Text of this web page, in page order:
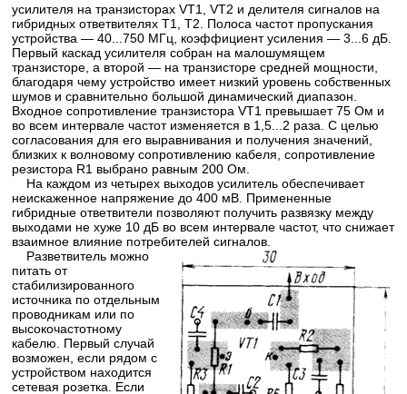
усилителя на транзисторах VT1, VT2 и делителя сигналов на
гибридных ответвителях Т1, Т2. Полоса частот пропускания
устройства — 40...750 МГц, коэффициент усиления — 3...6 дБ.
Первый каскад усилителя собран на малошумящем
транзисторе, а второй — на транзисторе средней мощности,
благодаря чему устройство имеет низкий уровень собственных
шумов и сравнительно большой динамический диапазон.
Входное сопротивление транзистора VT1 превышает 75 Ом и
во всем интервале частот изменяется в 1,5...2 раза. С целью
согласования для его выравнивания и получения значений,
близких к волновому сопротивлению кабеля, сопротивление
резистора R1 выбрано равным 200 Ом.
На каждом из четырех выходов усилитель обеспечивает
неискаженное напряжение до 400 мВ. Примененные
гибридные ответвители позволяют получить развязку между
выходами не хуже 10 дБ во всем интервале частот, что снижает
взаимное влияние потребителей сигналов.
Разветвитель можно
питать от
стабилизированного
источника по отдельным
проводникам или по
высокочастотному
кабелю. Первый случай
возможен, если рядом с
устройством находится
сетевая розетка. Если